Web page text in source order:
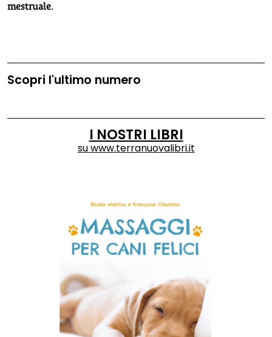
mestruale.
Scopri l'ultimo numero
I NOSTRI LIBRI
suwww.terranuovalibri.it